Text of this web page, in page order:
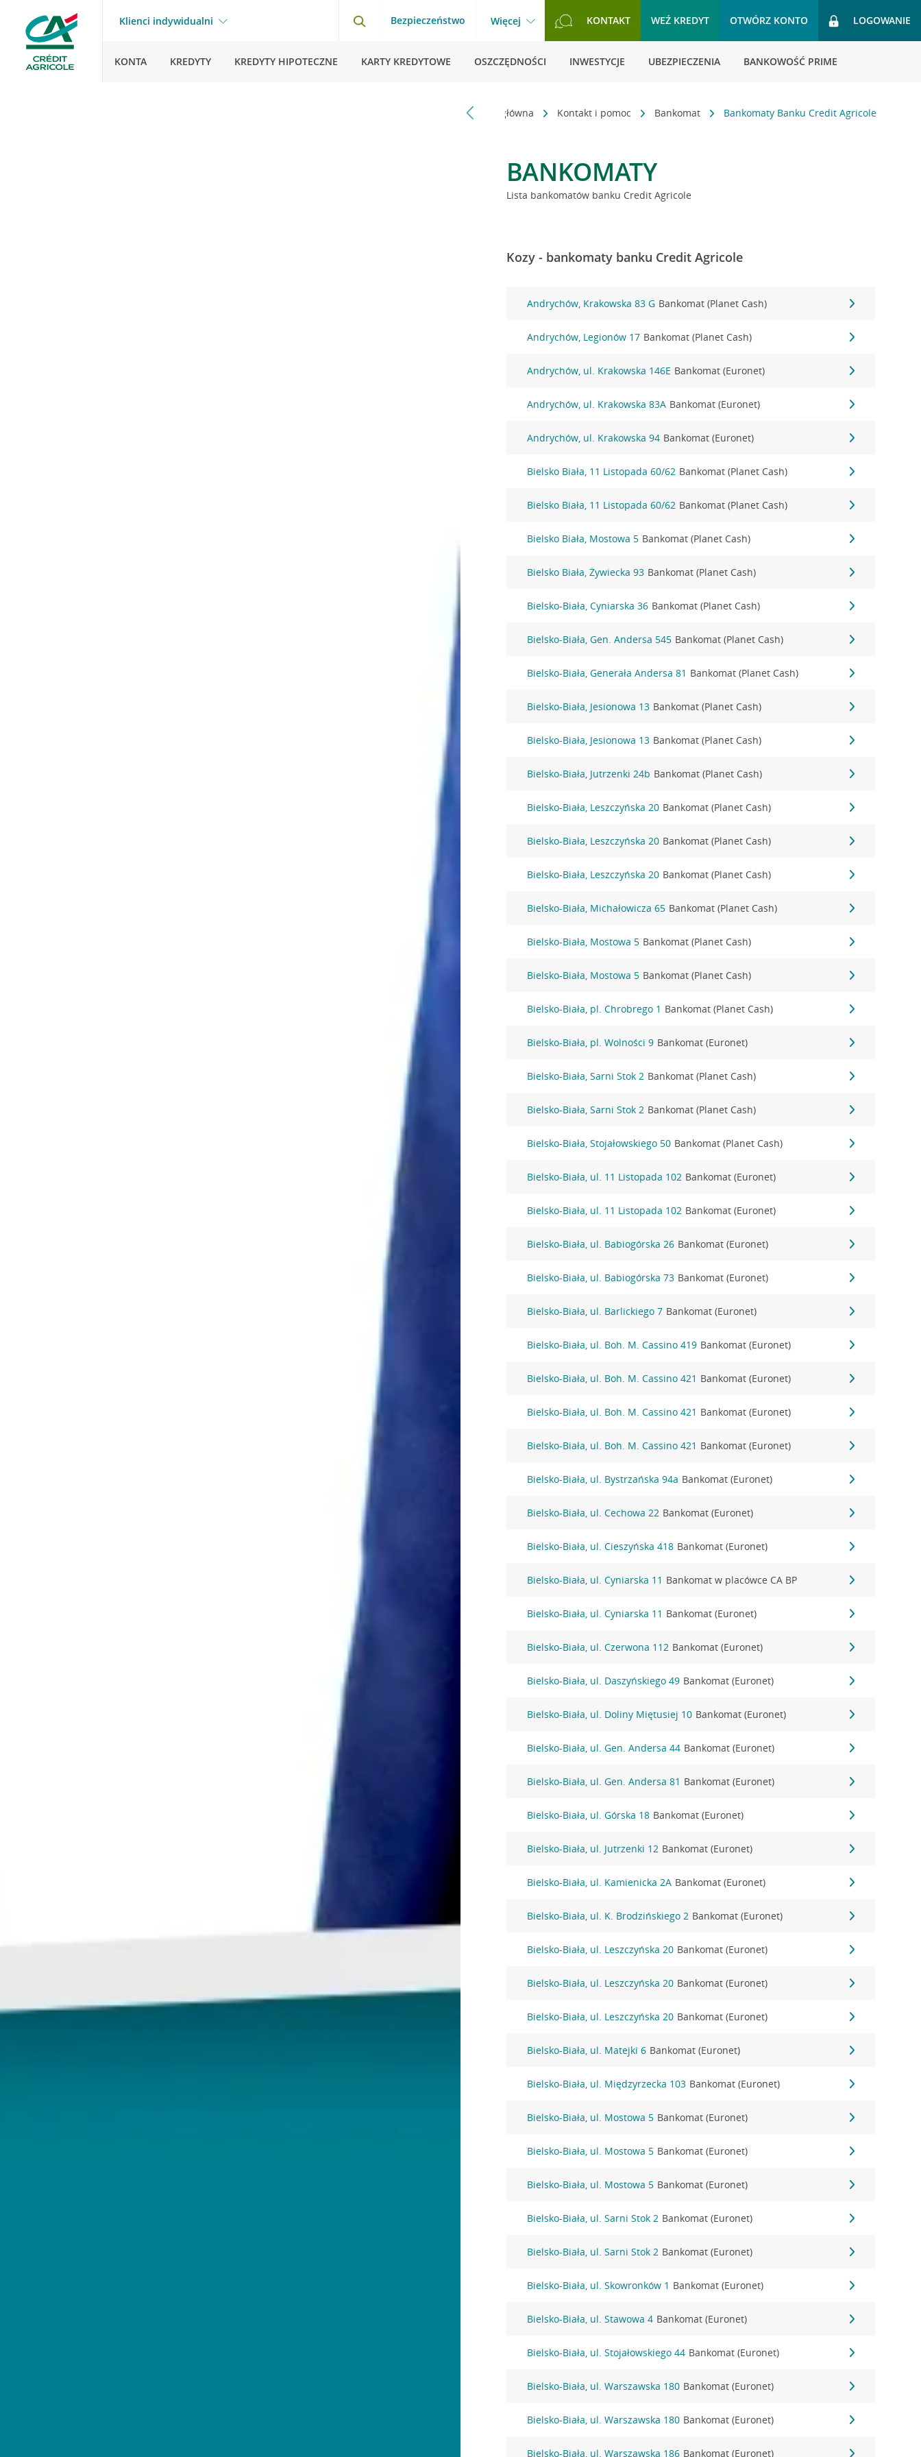
Klienci indywidualni Bezpieczeństwo Więcej KONTAKT WEŹ KREDYT OTWÓRZ KONTO LOGOWANIE
KONTA KREDYTY KREDYTY HIPOTECZNE KARTY KREDYTOWE OSZCZĘDNOŚCI INWESTYCJE UBEZPIECZENIA BANKOWOŚĆ PRIME
Strona główna Kontakt i pomoc Bankomat Bankomaty Banku Credit Agricole
BANKOMATY
Lista bankomatów banku Credit Agricole
Kozy - bankomaty banku Credit Agricole
Andrychów, Krakowska 83 G Bankomat (Planet Cash)
Andrychów, Legionów 17 Bankomat (Planet Cash)
Andrychów, ul. Krakowska 146E Bankomat (Euronet)
Andrychów, ul. Krakowska 83A Bankomat (Euronet)
Andrychów, ul. Krakowska 94 Bankomat (Euronet)
Bielsko Biała, 11 Listopada 60/62 Bankomat (Planet Cash)
Bielsko Biała, 11 Listopada 60/62 Bankomat (Planet Cash)
Bielsko Biała, Mostowa 5 Bankomat (Planet Cash)
Bielsko Biała, Żywiecka 93 Bankomat (Planet Cash)
Bielsko-Biała, Cyniarska 36 Bankomat (Planet Cash)
Bielsko-Biała, Gen. Andersa 545 Bankomat (Planet Cash)
Bielsko-Biała, Generała Andersa 81 Bankomat (Planet Cash)
Bielsko-Biała, Jesionowa 13 Bankomat (Planet Cash)
Bielsko-Biała, Jesionowa 13 Bankomat (Planet Cash)
Bielsko-Biała, Jutrzenki 24b Bankomat (Planet Cash)
Bielsko-Biała, Leszczyńska 20 Bankomat (Planet Cash)
Bielsko-Biała, Leszczyńska 20 Bankomat (Planet Cash)
Bielsko-Biała, Leszczyńska 20 Bankomat (Planet Cash)
Bielsko-Biała, Michałowicza 65 Bankomat (Planet Cash)
Bielsko-Biała, Mostowa 5 Bankomat (Planet Cash)
Bielsko-Biała, Mostowa 5 Bankomat (Planet Cash)
Bielsko-Biała, pl. Chrobrego 1 Bankomat (Planet Cash)
Bielsko-Biała, pl. Wolności 9 Bankomat (Euronet)
Bielsko-Biała, Sarni Stok 2 Bankomat (Planet Cash)
Bielsko-Biała, Sarni Stok 2 Bankomat (Planet Cash)
Bielsko-Biała, Stojałowskiego 50 Bankomat (Planet Cash)
Bielsko-Biała, ul. 11 Listopada 102 Bankomat (Euronet)
Bielsko-Biała, ul. 11 Listopada 102 Bankomat (Euronet)
Bielsko-Biała, ul. Babiogórska 26 Bankomat (Euronet)
Bielsko-Biała, ul. Babiogórska 73 Bankomat (Euronet)
Bielsko-Biała, ul. Barlickiego 7 Bankomat (Euronet)
Bielsko-Biała, ul. Boh. M. Cassino 419 Bankomat (Euronet)
Bielsko-Biała, ul. Boh. M. Cassino 421 Bankomat (Euronet)
Bielsko-Biała, ul. Boh. M. Cassino 421 Bankomat (Euronet)
Bielsko-Biała, ul. Boh. M. Cassino 421 Bankomat (Euronet)
Bielsko-Biała, ul. Bystrzańska 94a Bankomat (Euronet)
Bielsko-Biała, ul. Cechowa 22 Bankomat (Euronet)
Bielsko-Biała, ul. Cieszyńska 418 Bankomat (Euronet)
Bielsko-Biała, ul. Cyniarska 11 Bankomat w placówce CA BP
Bielsko-Biała, ul. Cyniarska 11 Bankomat (Euronet)
Bielsko-Biała, ul. Czerwona 112 Bankomat (Euronet)
Bielsko-Biała, ul. Daszyńskiego 49 Bankomat (Euronet)
Bielsko-Biała, ul. Doliny Miętusiej 10 Bankomat (Euronet)
Bielsko-Biała, ul. Gen. Andersa 44 Bankomat (Euronet)
Bielsko-Biała, ul. Gen. Andersa 81 Bankomat (Euronet)
Bielsko-Biała, ul. Górska 18 Bankomat (Euronet)
Bielsko-Biała, ul. Jutrzenki 12 Bankomat (Euronet)
Bielsko-Biała, ul. Kamienicka 2A Bankomat (Euronet)
Bielsko-Biała, ul. K. Brodzińskiego 2 Bankomat (Euronet)
Bielsko-Biała, ul. Leszczyńska 20 Bankomat (Euronet)
Bielsko-Biała, ul. Leszczyńska 20 Bankomat (Euronet)
Bielsko-Biała, ul. Leszczyńska 20 Bankomat (Euronet)
Bielsko-Biała, ul. Matejki 6 Bankomat (Euronet)
Bielsko-Biała, ul. Międzyrzecka 103 Bankomat (Euronet)
Bielsko-Biała, ul. Mostowa 5 Bankomat (Euronet)
Bielsko-Biała, ul. Mostowa 5 Bankomat (Euronet)
Bielsko-Biała, ul. Mostowa 5 Bankomat (Euronet)
Bielsko-Biała, ul. Sarni Stok 2 Bankomat (Euronet)
Bielsko-Biała, ul. Sarni Stok 2 Bankomat (Euronet)
Bielsko-Biała, ul. Skowronków 1 Bankomat (Euronet)
Bielsko-Biała, ul. Stawowa 4 Bankomat (Euronet)
Bielsko-Biała, ul. Stojałowskiego 44 Bankomat (Euronet)
Bielsko-Biała, ul. Warszawska 180 Bankomat (Euronet)
Bielsko-Biała, ul. Warszawska 180 Bankomat (Euronet)
Bielsko-Biała, ul. Warszawska 186 Bankomat (Euronet)